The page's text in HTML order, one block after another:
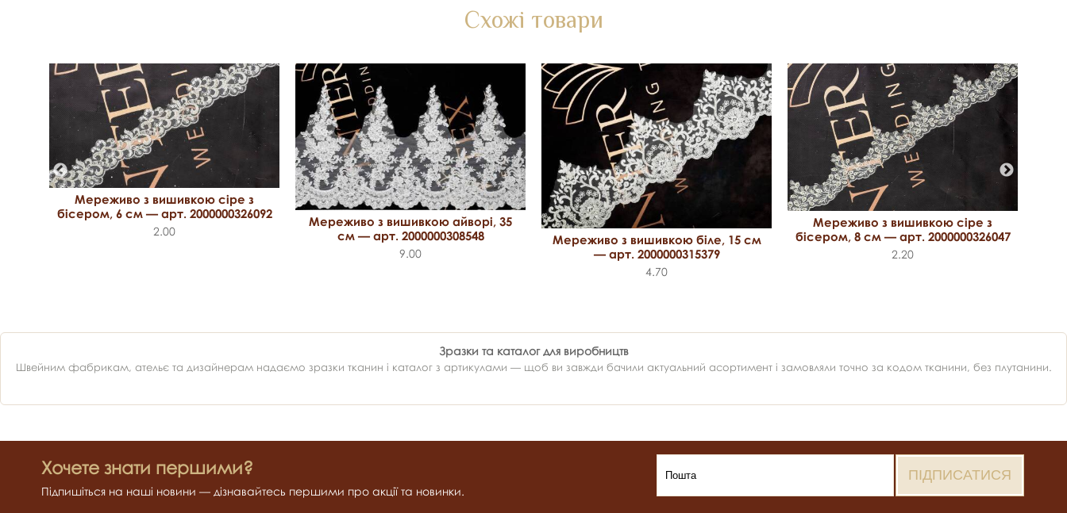
Схожі товари
Мереживо з вишивкою сіре з
бісером, 6 см — арт. 2000000326092
2.00
Мереживо з вишивкою айворі, 35
см — арт. 2000000308548
9.00
Мереживо з вишивкою біле, 15 см
— арт. 2000000315379
4.70
Мереживо з вишивкою сіре з
бісером, 8 см — арт. 2000000326047
2.20
Зразки та каталог для виробництв
Швейним фабрикам, ательє та дизайнерам надаємо зразки тканин і каталог з артикулами — щоб ви завжди бачили актуальний асортимент і замовляли точно за кодом тканини, без плутанини.
Хочете знати першими?
Підпишіться на наші новини — дізнавайтесь першими про акції та новинки.